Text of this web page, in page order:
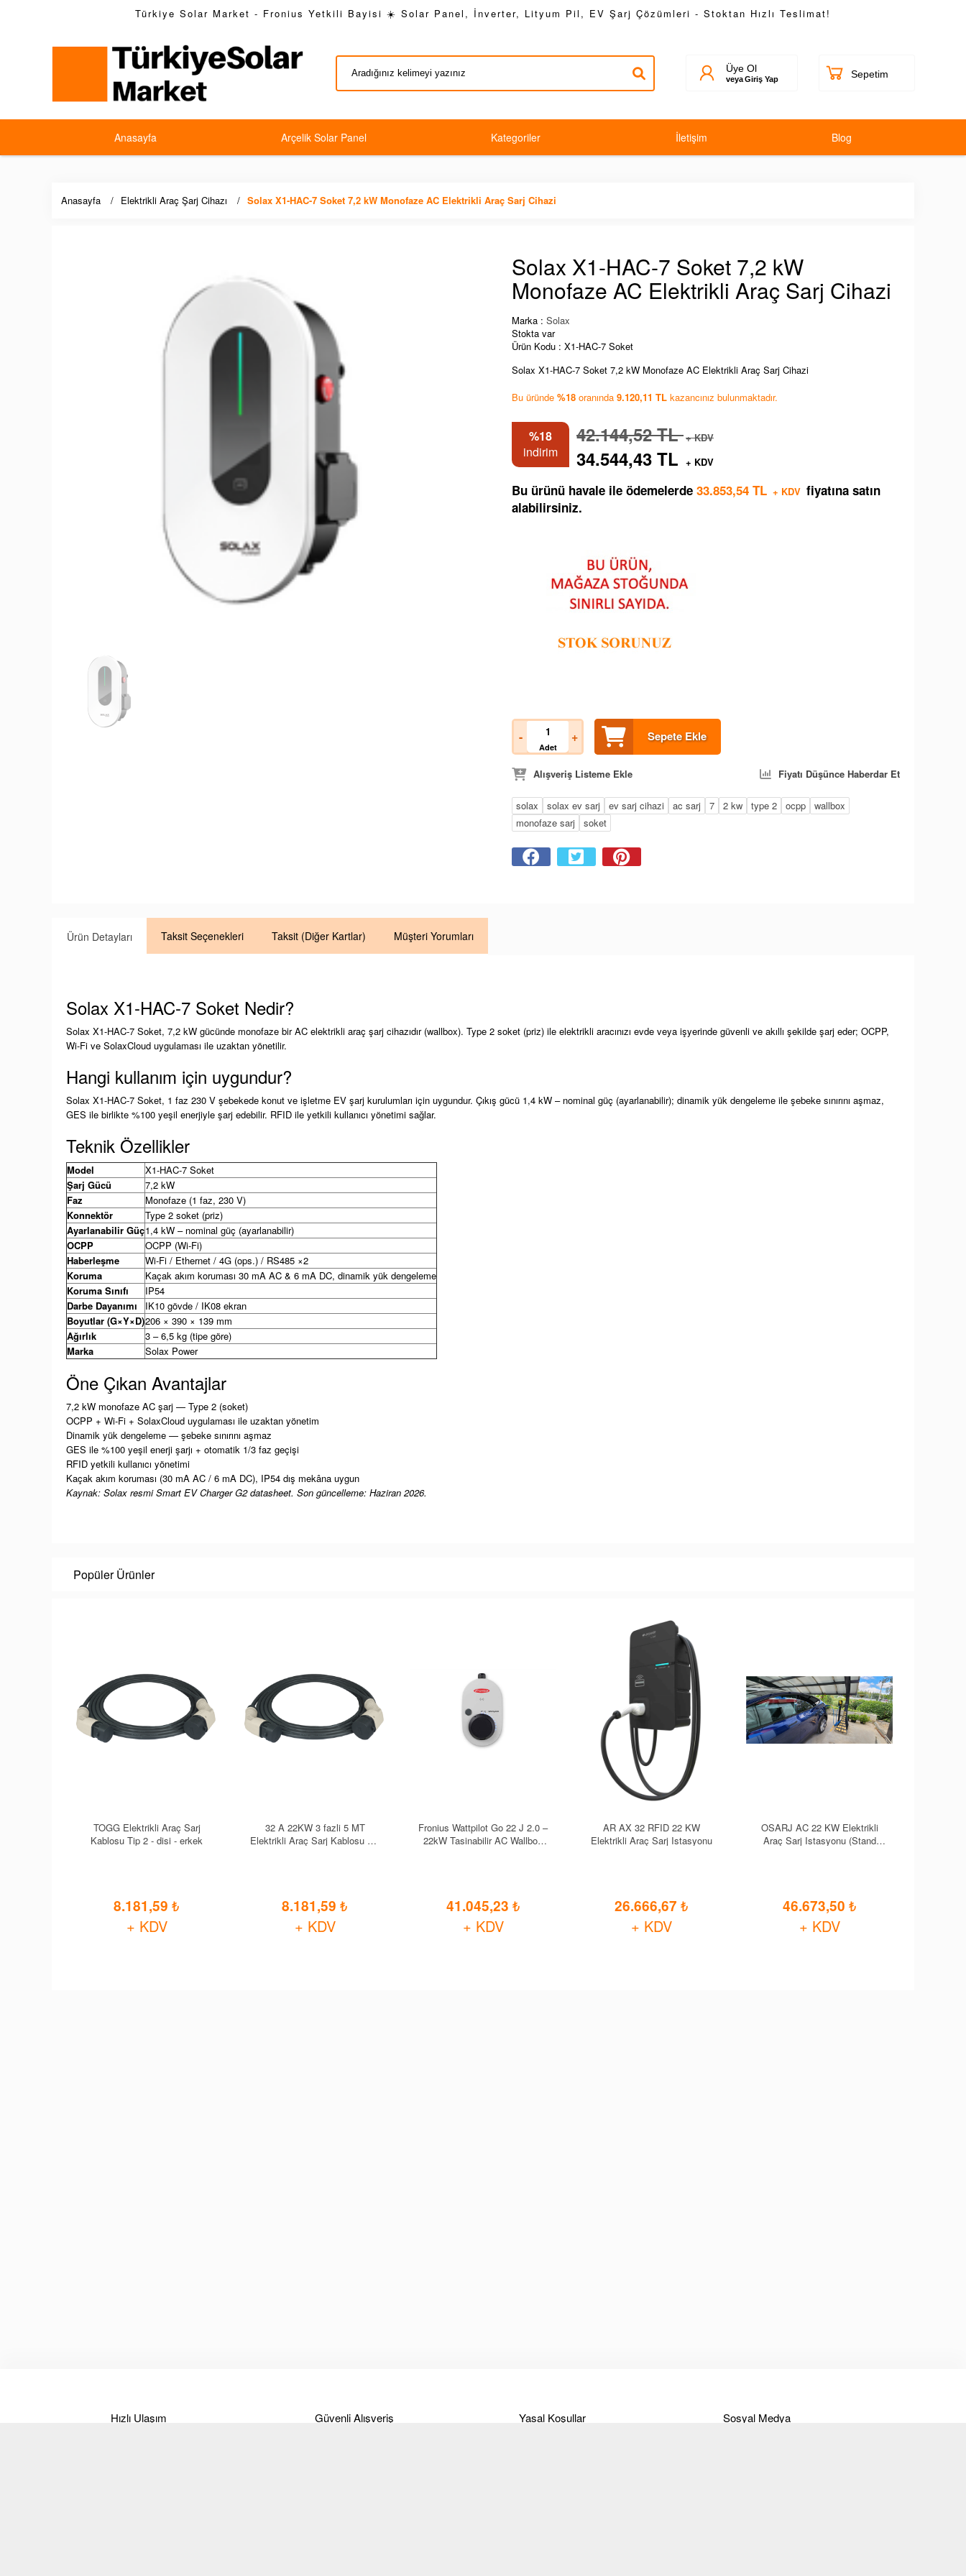
Türkiye Solar Market - Fronius Yetkili Bayisi ☀️ Solar Panel, İnverter, Lityum Pil, EV Şarj Çözümleri - Stoktan Hızlı Teslimat!
Giriş Yap
veya
Üye Ol
Anasayfa Arçelik Solar Panel Kategoriler İletişim Blog
Anasayfa Elektrikli Araç Şarj Cihazı Solax X1-HAC-7 Soket 7,2 kW Monofaze AC Elektrikli Araç Sarj Cihazi
Solax X1-HAC-7 Soket 7,2 kW
Monofaze AC Elektrikli Araç Sarj Cihazi
Marka : Solax
Stokta var
Ürün Kodu : X1-HAC-7 Soket
%18
indirim
42.144,52 TL+ KDV
34.544,43 TL + KDV
Bu üründe %18 oranında 9.120,11 TL kazancınız bulunmaktadır.
Bu ürünü havale ile ödemelerde 33.853,54 TL + KDV fiyatına satın
alabilirsiniz.
-
Adet
+ Sepete Ekle
Alışveriş Listeme Ekle Fiyatı Düşünce Haberdar Et
Solax X1-HAC-7 Soket 7,2 kW Monofaze AC Elektrikli Araç Sarj Cihazi
solax solax ev sarj ev sarj cihazi ac sarj 7 2 kw type 2 ocpp
wallbox
monofaze sarj
soket
Ürün Detayları Taksit Seçenekleri Taksit (Diğer Kartlar) Müşteri Yorumları
Solax X1-HAC-7 Soket Nedir?
Solax X1-HAC-7 Soket, 7,2 kW gücünde monofaze bir AC elektrikli araç şarj cihazıdır (wallbox). Type 2 soket (priz) ile elektrikli aracınızı evde veya işyerinde güvenli ve akıllı şekilde şarj eder; OCPP,
Wi-Fi ve SolaxCloud uygulaması ile uzaktan yönetilir.
Hangi kullanım için uygundur?
Solax X1-HAC-7 Soket, 1 faz 230 V şebekede konut ve işletme EV şarj kurulumları için uygundur. Çıkış gücü 1,4 kW – nominal güç (ayarlanabilir); dinamik yük dengeleme ile şebeke sınırını aşmaz,
GES ile birlikte %100 yeşil enerjiyle şarj edebilir. RFID ile yetkili kullanıcı yönetimi sağlar.
Teknik Özellikler
Model
X1-HAC-7 Soket
Şarj Gücü
7,2 kW
Faz
Monofaze (1 faz, 230 V)
Konnektör
Type 2 soket (priz)
Ayarlanabilir Güç1,4 kW – nominal güç (ayarlanabilir)
OCPP
OCPP (Wi-Fi)
Haberleşme
Wi-Fi / Ethernet / 4G (ops.) / RS485 ×2
Koruma
Kaçak akım koruması 30 mA AC & 6 mA DC, dinamik yük dengeleme
Koruma Sınıfı
IP54
Darbe Dayanımı
IK10 gövde / IK08 ekran
Boyutlar (G×Y×D)206 × 390 × 139 mm
Ağırlık
3 – 6,5 kg (tipe göre)
Marka
Solax Power
Öne Çıkan Avantajlar
7,2 kW monofaze AC şarj — Type 2 (soket)
OCPP + Wi-Fi + SolaxCloud uygulaması ile uzaktan yönetim
Dinamik yük dengeleme — şebeke sınırını aşmaz
GES ile %100 yeşil enerji şarjı + otomatik 1/3 faz geçişi
RFID yetkili kullanıcı yönetimi
Kaçak akım koruması (30 mA AC / 6 mA DC), IP54 dış mekâna uygun
Kaynak: Solax resmi Smart EV Charger G2 datasheet. Son güncelleme: Haziran 2026.
Popüler Ürünler
TOGG Elektrikli Araç Sarj
Kablosu Tip 2 - disi - erkek
8.181,59
+ KDV
32 A 22KW 3 fazli 5 MT
Elektrikli Araç Sarj Kablosu Tip
8.181,59
+ KDV
Fronius Wattpilot Go 22 J 2.0 –
22kW Tasinabilir AC Wallbox
41.045,23
+ KDV
AR AX 32 RFID 22 KW
Elektrikli Araç Sarj Istasyonu
26.666,67
+ KDV
OSARJ AC 22 KW Elektrikli
Araç Sarj Istasyonu (Stand
46.673,50
+ KDV
Hızlı Ulaşım Güvenli Alışveriş Yasal Koşullar Sosyal Medya